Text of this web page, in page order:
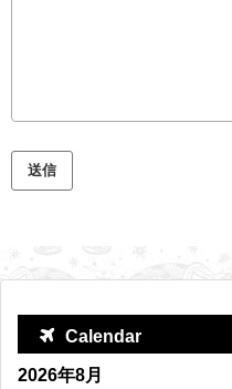
Calendar
2026年8月